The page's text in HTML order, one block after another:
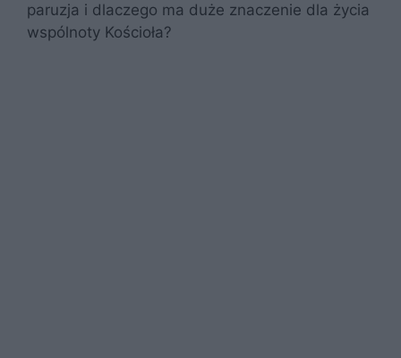
paruzja i dlaczego ma duże znaczenie dla życia
wspólnoty Kościoła?